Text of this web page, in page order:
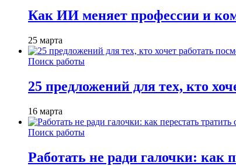
Как ИИ меняет профессии и
25 марта
Поиск работы
25 предложений для тех, кто
16 марта
Поиск работы
Работать не ради галочки: как